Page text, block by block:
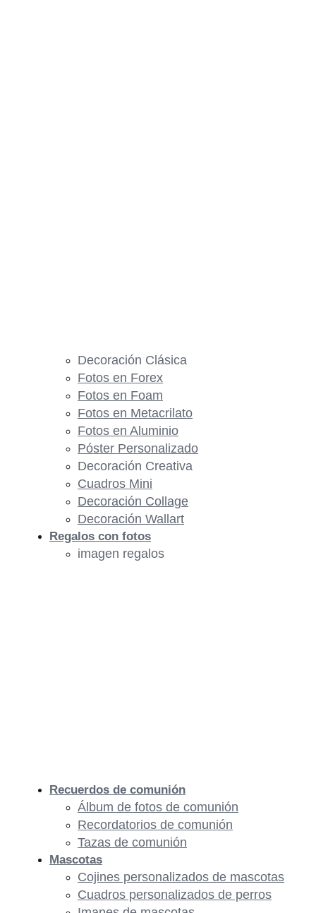
Decoración Clásica
Fotos en Forex
Fotos en Foam
Fotos en Metacrilato
Fotos en Aluminio
Póster Personalizado
Decoración Creativa
Cuadros Mini
Decoración Collage
Decoración Wallart
Regalos con fotos
imagen regalos
Recuerdos de comunión
Álbum de fotos de comunión
Recordatorios de comunión
Tazas de comunión
Mascotas
Cojines personalizados de mascotas
Cuadros personalizados de perros